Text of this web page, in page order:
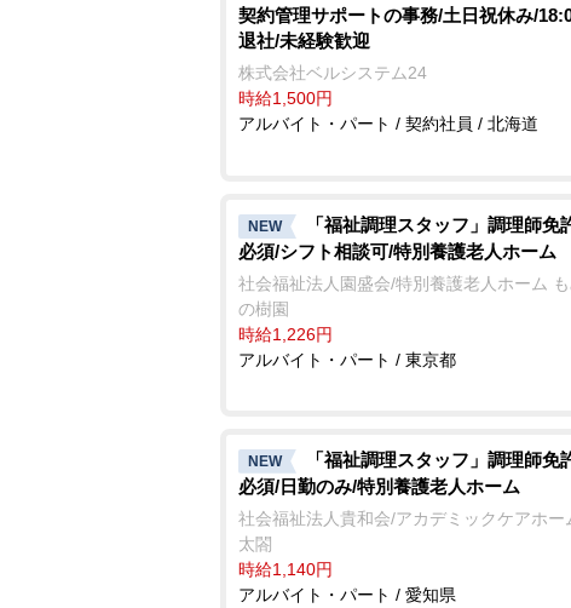
契約管理サポートの事務/土日祝休み/
退社/未経験歓迎
株式会社ベルシステム24
時給1,500円
アルバイト・パート / 契約社員 / 北海道
NEW
「福祉調理スタッフ」調理師免
必須/シフト相談可/特別養護老人ホーム
社会福祉法人園盛会/特別養護老人ホーム
の樹園
時給1,226円
アルバイト・パート / 東京都
NEW
「福祉調理スタッフ」調理師免
必須/日勤のみ/特別養護老人ホーム
社会福祉法人貴和会/アカデミックケアホー
太閤
時給1,140円
アルバイト・パート / 愛知県